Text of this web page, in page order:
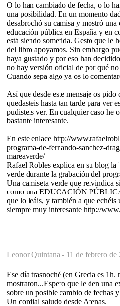
O lo han cambiado de fecha, o lo
una posibilidad. En un momento
desabrochó su camisa y mostró una
educación pública en España y en
está siendo sometida. Gesto que le
del libro apoyamos. Sin embargo
haya gustado y por eso han
no hay versión oficial de por qué
Cuando sepa algo ya os lo
Así que desde este mensaje os pido
quedasteis hasta tan tarde para ver
pudisteis ver. En cualquier caso he
bastante interesante.
En este enlace http://
programa-de-fernando-sanchez-
mareaverde/
Rafael Robles explica en su blog la
verde durante la grabación del
Una camiseta verde que reivindica
como una EDUCACIÓN
que lo leáis, y también a que echéis
siempre muy interesante http://
Leonor Quintana - 11 de febrero de
Ese día trasnoché (en Grecia es 1h.
mostraron...Espero que le den una
sobre un posible cambio de fechas
Un cordial saludo desde Atenas.